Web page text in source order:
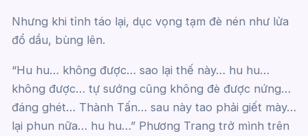
Nhưng khi tỉnh táo lại, dục vọng tạm đè nén như lửa
đổ dầu, bùng lên.
“Hu hu… không được… sao lại thế này… hu hu…
không được… tự sướng cũng không đè được nứng…
đáng ghét… Thành Tấn… sau này tao phải giết mày…
lại phun nữa… hu hu…” Phương Trang trở mình trên